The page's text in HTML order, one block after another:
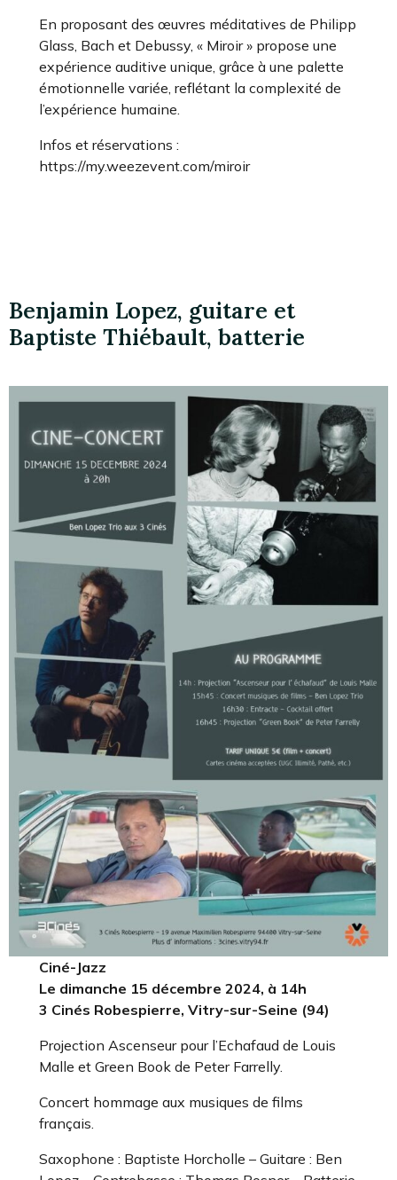
En proposant des œuvres méditatives de Philipp
Glass, Bach et Debussy, « Miroir » propose une
expérience auditive unique, grâce à une palette
émotionnelle variée, reflétant la complexité de
l’expérience humaine.
Infos et réservations :
https://my.weezevent.com/miroir
Benjamin Lopez, guitare et
Baptiste Thiébault, batterie
Ciné-Jazz
Le dimanche 15 décembre 2024, à 14h
3 Cinés Robespierre, Vitry-sur-Seine (94)
Projection Ascenseur pour l’Echafaud de Louis
Malle et Green Book de Peter Farrelly.
Concert hommage aux musiques de films
français.
Saxophone : Baptiste Horcholle – Guitare : Ben